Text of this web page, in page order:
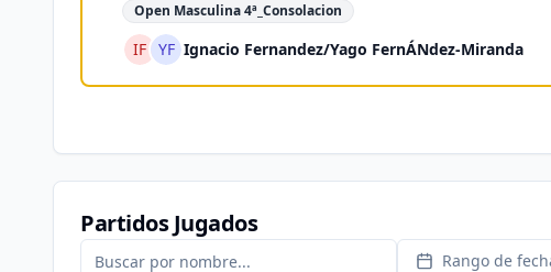
Open Masculina 4ª_Consolacion
IF YF Ignacio Fernandez/Yago FernÁNdez-Miranda
Partidos Jugados
Rango de